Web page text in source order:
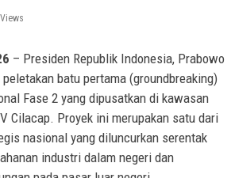
– Presiden Republik Indonesia, Prabowo
batu pertama (groundbreaking)
Fase 2 yang dipusatkan di kawasan
Cilacap. Proyek ini merupakan satu dari
nasional yang diluncurkan serentak
industri dalam negeri dan